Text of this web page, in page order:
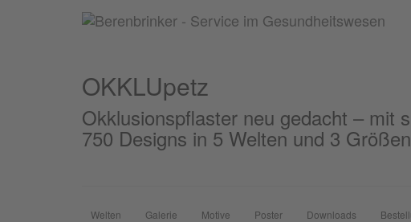
OKKLUpetz
Okklusionspflaster neu gedacht – mit
750 Designs in 5 Welten und 3
Welten Galerie Motive Poster Downloads